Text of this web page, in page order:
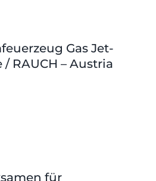
Gas Jet-
/ RAUCH – Austria
für